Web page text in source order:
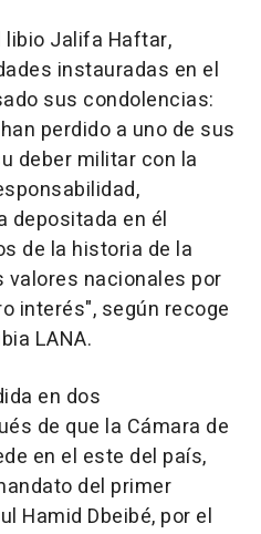
libio Jalifa Haftar,
instauradas en el
sus condolencias:
perdido a uno de sus
deber militar con la
depositada en él
de la historia de la
valores nacionales por
interés", según recoge
LANA.
en dos
de que la Cámara de
en el este del país,
del primer
Hamid Dbeibé, por el